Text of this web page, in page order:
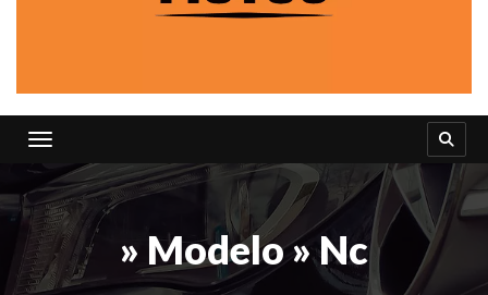
Toggle navigation
» Modelo » Nc